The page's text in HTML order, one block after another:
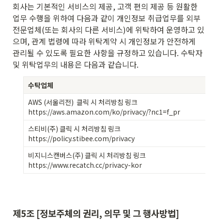
회사는 기본적인 서비스의 제공, 고객 편의 제공 등 원활한
업무 수행을 위하여 다음과 같이 개인정보 취급업무를 외부
전문업체(또는 회사의 다른 서비스)에 위탁하여 운영하고 있
으며, 관계 법령에 따라 위탁계약 시 개인정보가 안전하게
관리될 수 있도록 필요한 사항을 규정하고 있습니다. 수탁자
및 위탁업무의 내용은 다음과 같습니다.
수탁업체
AWS (서울리전)  클릭 시 처리방침 링크
https://aws.amazon.com/ko/privacy/?nc1=f_pr
스티비(주) 클릭 시 처리방침 링크
https://policy.stibee.com/privacy
비지니스캔버스(주) 클릭 시 처리방침 링크
https://www.recatch.cc/privacy-kor
제5조 [정보주체의 권리, 의무 및 그 행사방법]